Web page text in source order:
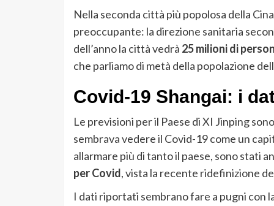
Nella seconda città più popolosa della
preoccupante: la direzione sanitaria
dell’anno la città vedrà 25 milioni di
che parliamo di metà della popolazione
Covid-19 Shangai: i
Le previsioni per il Paese di XI Jinping
sembrava vedere il Covid-19 come un
allarmare più di tanto il paese, sono stati
per Covid, vista la recente ridefinizione
I dati riportati sembrano fare a pugni con